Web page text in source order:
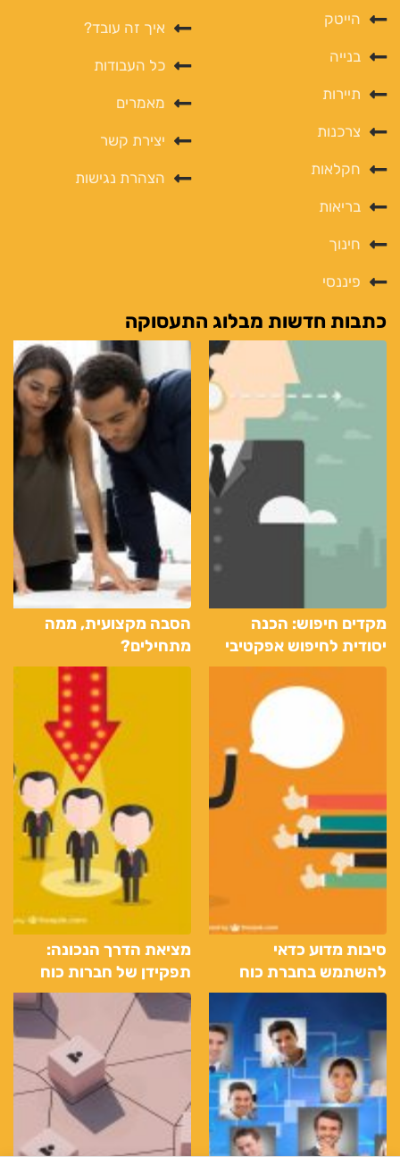
כתבות חדשות מבלוג התעסוקה
מקדים חיפוש: הכנה
יסודית לחיפוש אפקטיבי
אחרי עבודה דרך חברת
כוח אדם
הסבה מקצועית, ממה
מתחילים?
סיבות מדוע כדאי
להשתמש בחברת כוח
אדם והשמה
מציאת הדרך הנכונה:
תפקידן של חברות כוח
אדם בהובלתך לעבודה
הנכונה
איך זה עובד?
כל העבודות
מאמרים
יצירת קשר
הצהרת נגישות
הייטק
בנייה
תיירות
צרכנות
חקלאות
בריאות
חינוך
פיננסי